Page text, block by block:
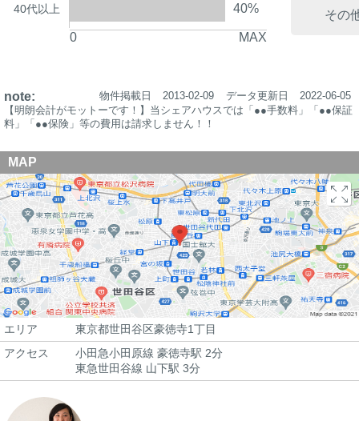
40代以上 40%
0 MAX
その
note: データ更新日 2022-06-05
物件掲載日
2013-02-09
【明朗会計がモットーです！】当シェアハウスでは「●●手数料」「●●保証
料」「●●保険」等の費用は請求しません！！
MAP
エリア
東京都世田谷区豪徳寺1丁目
アクセス
小田急小田原線 豪徳寺駅 2分
東急世田谷線 山下駅 3分